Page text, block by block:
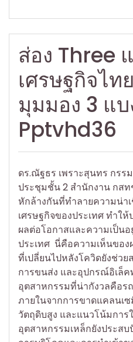
ส่อง Three
เศรษฐกิจไท
มุมมอง 3 แ
Pptvhd36
ดร.ณัฐธร เพราะสุนทร กร
ประชุมชั้น 2 สำนักงาน กสท
หักล้างกันที่ทําลายความน่า
เศรษฐกิจของประเทศ ทําใ
ผลต่อโอกาสและความเป็น
ประเทศ นี่คือความเห็นขอ
ที่เปลี่ยนไปหลังโควิดยังช่ว
การขนส่ง และอุปกรณ์อิเล็ค
อุตสาหกรรมที่น่ากังวลคือร
ภายในจากการขาดแคลนเ
วัตถุดิบสูง และแนวโน้มกา
อุตสาหกรรมเหล็กยังประส